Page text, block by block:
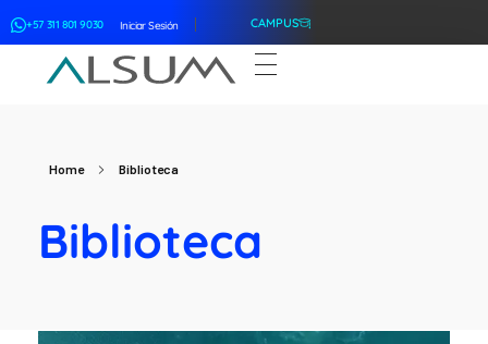
+57 311 801 9030 Iniciar Sesión CAMPUS
Home Biblioteca
Biblioteca